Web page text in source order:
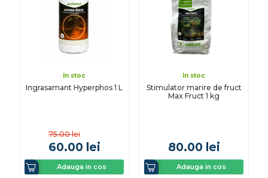
In stoc
Ingrasamant Hyperphos 1 L
75.00 lei
60.00 lei
Adauga in cos
In stoc
Stimulator marire de fruct
Max Fruct 1 kg
80.00 lei
Adauga in cos